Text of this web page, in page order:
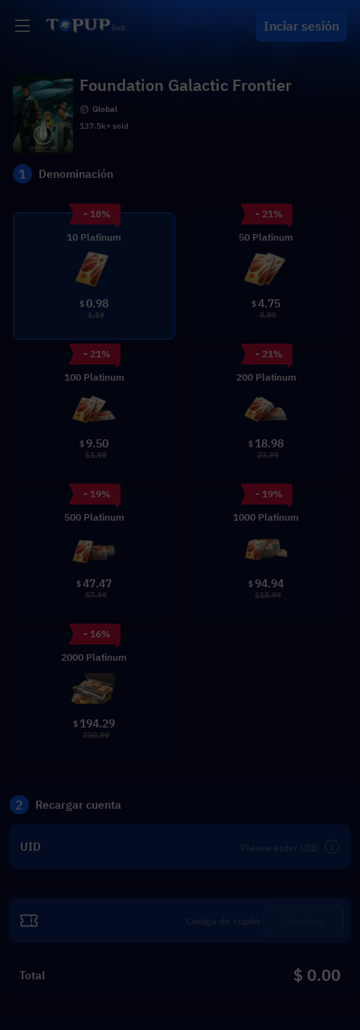
Inciar sesión
Foundation Galactic Frontier
Global
137.5k+ sold
1 Denominación
- 18%
10 Platinum
$0.98
1.19
- 21%
50 Platinum
$4.75
5.99
- 21%
100 Platinum
$9.50
11.99
- 21%
200 Platinum
$ 18.98
23.99
- 19%
500 Platinum
$47.47
57.99
- 19%
1000 Platinum
$94.94
115.99
- 16%
2000 Platinum
$ 194.29
230.99
2 Recargar cuenta
UID
Total $ 0.00